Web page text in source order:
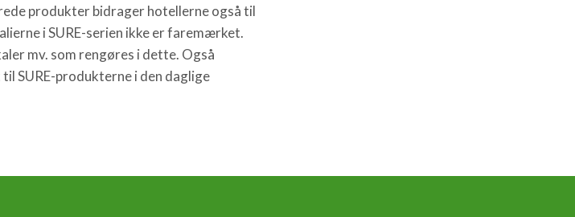
produkter bidrager hotellerne også til
i SURE-serien ikke er faremærket.
mv. som rengøres i dette. Også
SURE-produkterne i den daglige